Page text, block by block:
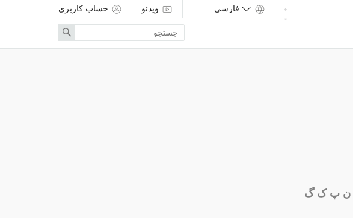
ویدئو حساب کاربری
search
term
Search
ن پ ک گ